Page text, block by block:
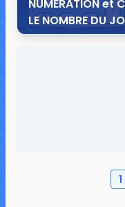
NUMERATION et
LE NOMBRE DU
1